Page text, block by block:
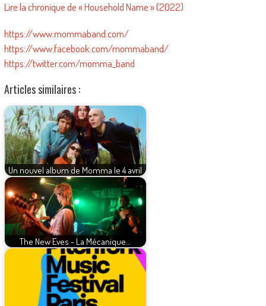
Lire la chronique de « Household Name » (2022)
https://www.mommaband.com/
https://www.facebook.com/mommaband/
https://twitter.com/momma_band
Articles similaires :
Un nouvel album de Momma le 4 avril
The New Eves - La Mécanique…